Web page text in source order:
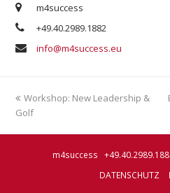
m4success
+49.40.2989.1882
info@m4success.eu
vorheriger
Beitrag:
Workshop: New Leadership &
Golf
m4success
DATENSCHUTZ